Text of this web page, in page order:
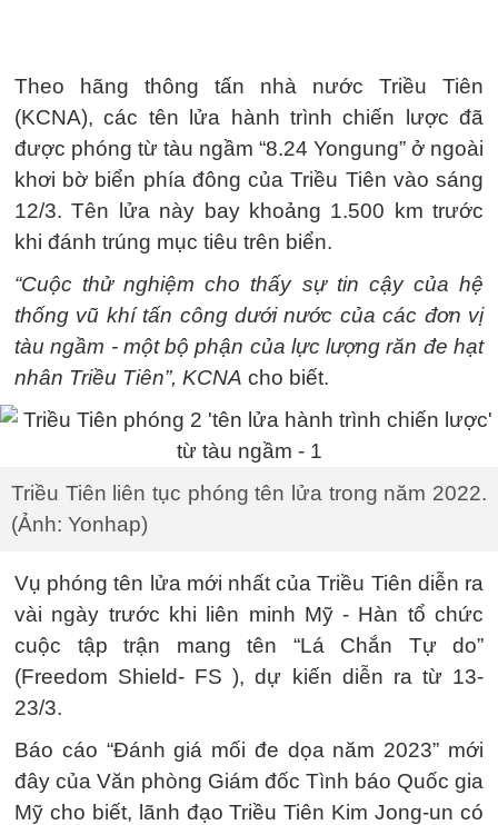
Theo hãng thông tấn nhà nước Triều Tiên
(KCNA), các tên lửa hành trình chiến lược đã
được phóng từ tàu ngầm “8.24 Yongung” ở ngoài
khơi bờ biển phía đông của Triều Tiên vào sáng
12/3. Tên lửa này bay khoảng 1.500 km trước
khi đánh trúng mục tiêu trên biển.
“Cuộc thử nghiệm cho thấy sự tin cậy của hệ
thống vũ khí tấn công dưới nước của các đơn vị
tàu ngầm - một bộ phận của lực lượng răn đe hạt
nhân Triều Tiên”, KCNA cho biết.
Triều Tiên liên tục phóng tên lửa trong năm 2022.
(Ảnh: Yonhap)
Vụ phóng tên lửa mới nhất của Triều Tiên diễn ra
vài ngày trước khi liên minh Mỹ - Hàn tổ chức
cuộc tập trận mang tên “Lá Chắn Tự do”
(Freedom Shield- FS ), dự kiến ​​diễn ra từ 13-
23/3.
Báo cáo “Đánh giá mối đe dọa năm 2023” mới
đây của Văn phòng Giám đốc Tình báo Quốc gia
Mỹ cho biết, lãnh đạo Triều Tiên Kim Jong-un có